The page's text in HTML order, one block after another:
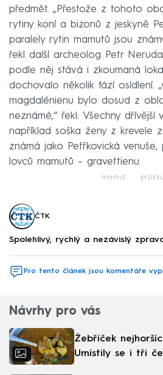
předmět. „Přestože z tohoto
rytiny koní a bizonů z jeskyně
paralely rytin mamutů jsou
řekl další archeolog Petr
podle něj stává i zkoumaná
dochovalo několik fází osídlení.
magdalénienu bylo dosud z
neznámé,“ řekl. Všechny
například soška ženy z krevele
známá jako Petřkovická
lovců mamutů – gravettienu.
mamut
ČTK
Spolehlivý, rychlý a nezávislý
Pro tento článek jsou komentáře
Návrhy pro vás
Žebříček
Umístily se i tři